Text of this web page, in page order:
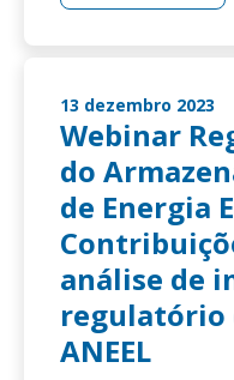
13 dezembro 2023
Webinar
do
de Energia
análise de
regulatório
ANEEL